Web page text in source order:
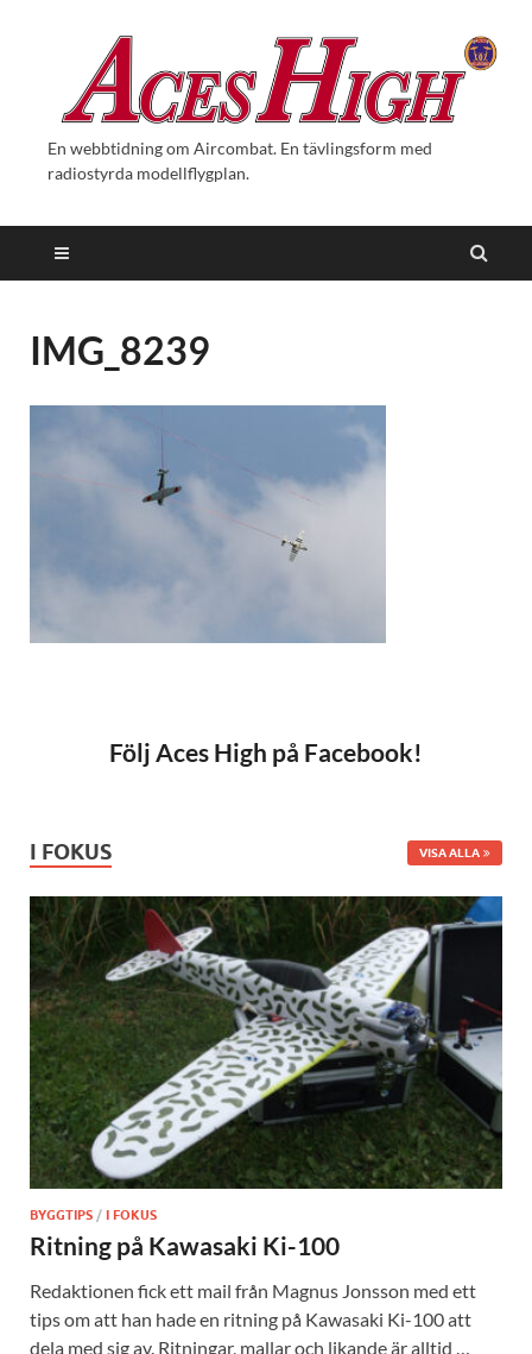
En webbtidning om Aircombat. En tävlingsform med
radiostyrda modellflygplan.
IMG_8239
Följ Aces High på Facebook!
I FOKUS VISA ALLA
BYGGTIPS / I FOKUS
Ritning på Kawasaki Ki-100
Redaktionen fick ett mail från Magnus Jonsson med ett
tips om att han hade en ritning på Kawasaki Ki-100 att
dela med sig av. Ritningar, mallar och likande är alltid …